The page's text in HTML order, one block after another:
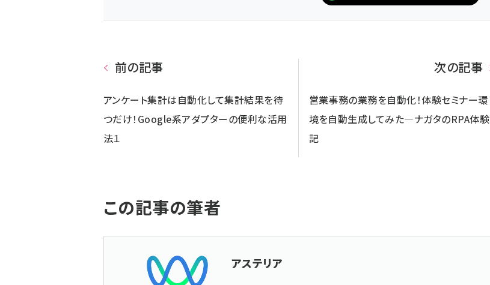
前の記事
アンケート集計は自動化して集計結果を待
つだけ！Google系アダプターの便利な活用
法１
次の記事
営業事務の業務を自動化！体験セミナー環
境を自動生成してみた―ナガタのRPA体験
記
この記事の筆者
アステリア